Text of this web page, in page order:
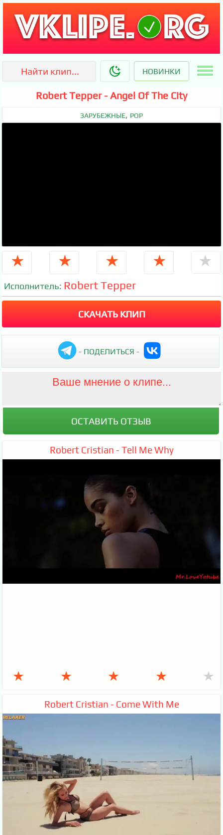
НОВИНКИ
Robert Tepper - Angel Of The City
ЗАРУБЕЖНЫЕ, POP
★ ★ ★ ★ ★
Исполнитель: Robert Tepper
СКАЧАТЬ КЛИП
- ПОДЕЛИТЬСЯ -
Robert Cristian - Tell Me Why
★ ★ ★ ★ ★
Robert Cristian - Come With Me